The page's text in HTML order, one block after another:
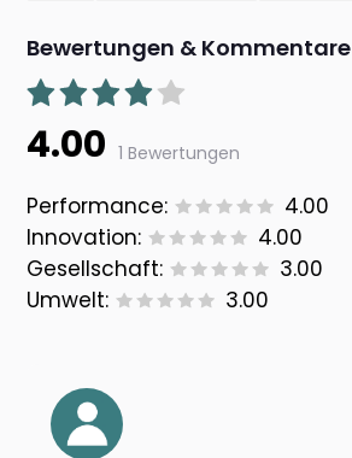
Bewertungen & Kommentare
4.00 1 Bewertungen
Performance:
4.00
Innovation:
4.00
Gesellschaft:
3.00
Umwelt:
3.00